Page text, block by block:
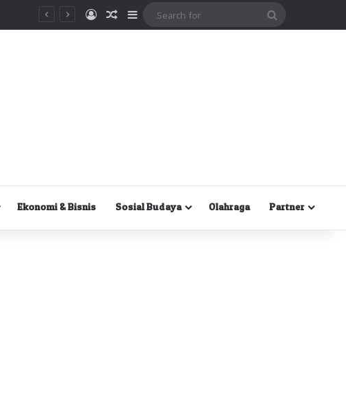
MasukRandom Article
Sidebar
Ekonomi & Bisnis Sosial Budaya Olahraga Partner